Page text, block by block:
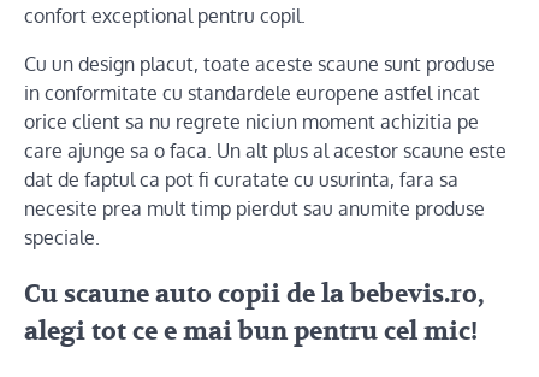
confort exceptional pentru copil.
Cu un design placut, toate aceste scaune sunt produse
in conformitate cu standardele europene astfel incat
orice client sa nu regrete niciun moment achizitia pe
care ajunge sa o faca. Un alt plus al acestor scaune este
dat de faptul ca pot fi curatate cu usurinta, fara sa
necesite prea mult timp pierdut sau anumite produse
speciale.
Cu scaune auto copii de la bebevis.ro,
alegi tot ce e mai bun pentru cel mic!